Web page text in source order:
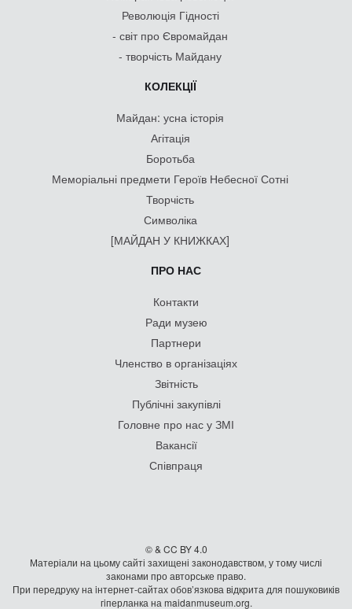
Революція Гідності
- світ про Євромайдан
- творчість Майдану
КОЛЕКЦІЇ
Майдан: усна історія
Агітація
Боротьба
Меморіальні предмети Героїв Небесної Сотні
Творчість
Символіка
[МАЙДАН У КНИЖКАХ]
ПРО НАС
Контакти
Ради музею
Партнери
Членство в організаціях
Звітність
Публічні закупівлі
Головне про нас у ЗМІ
Вакансії
Співпраця
© & CC BY 4.0
Матеріали на цьому сайті захищені законодавством, у тому числі
законами про авторське право.
При передруку на iнтернет-сайтах обов’язкова відкрита для пошуковиків
гiперланка на maidanmuseum.org.